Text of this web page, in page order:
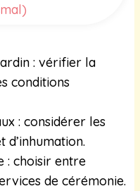
: vérifier la
conditions
: considérer les
d’inhumation.
: choisir entre
de cérémonie.